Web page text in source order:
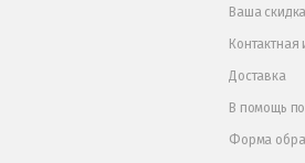
Ваша скидка
Доставка
В помощь
Форма